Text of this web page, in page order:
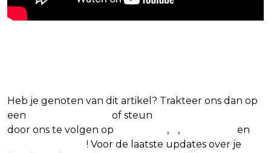
Heb je genoten van dit artikel? Trakteer ons dan op
een
of steun
door ons te volgen op
, ,
en
! Voor de laatste updates over je